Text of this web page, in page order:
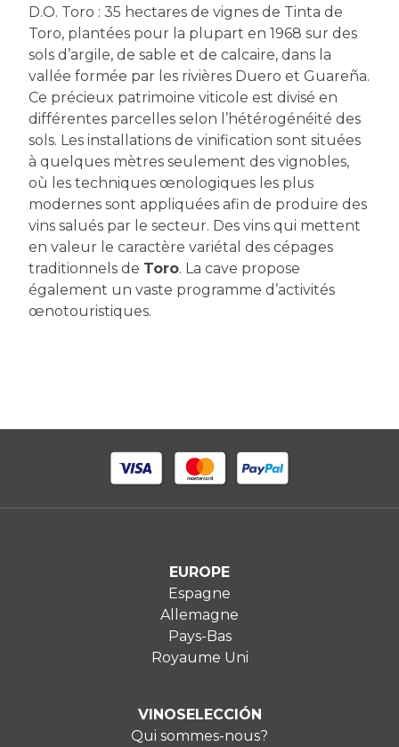
D.O. Toro : 35 hectares de vignes de Tinta de
Toro, plantées pour la plupart en 1968 sur des
sols d’argile, de sable et de calcaire, dans la
vallée formée par les rivières Duero et Guareña.
Ce précieux patrimoine viticole est divisé en
différentes parcelles selon l’hétérogénéité des
sols. Les installations de vinification sont situées
à quelques mètres seulement des vignobles,
où les techniques œnologiques les plus
modernes sont appliquées afin de produire des
vins salués par le secteur. Des vins qui mettent
en valeur le caractère variétal des cépages
traditionnels de Toro. La cave propose
également un vaste programme d’activités
œnotouristiques.
EUROPE
Espagne
Allemagne
Pays-Bas
Royaume Uni
VINOSELECCIÓN
Qui sommes-nous?